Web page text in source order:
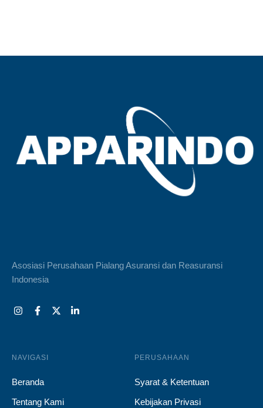
Asosiasi Perusahaan Pialang Asuransi dan Reasuransi
Indonesia
NAVIGASI
Beranda
Tentang Kami
PERUSAHAAN
Syarat & Ketentuan
Kebijakan Privasi